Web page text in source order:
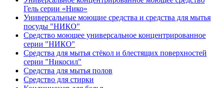
Гель серии «Нико»
Универсальные моющие средства и средства для мытья
посуды "НИКО"
Средство моющее универсальное концентрированное
серии "НИКО"
Средства для мытья стёкол и блестящих поверхностей
серии "Никосил"
Средства для мытья полов
Средство для стирки